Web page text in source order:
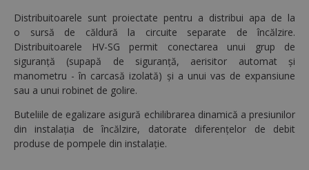
Distribuitoarele sunt proiectate pentru a distribui apa de la
o sursă de căldură la circuite separate de încălzire.
Distribuitoarele HV-SG permit conectarea unui grup de
siguranță (supapă de siguranță, aerisitor automat și
manometru - în carcasă izolată) și a unui vas de expansiune
sau a unui robinet de golire.
Buteliile de egalizare asigură echilibrarea dinamică a presiunilor
din instalația de încălzire, datorate diferențelor de debit
produse de pompele din instalație.